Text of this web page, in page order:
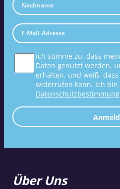
Ich stimme zu, dass
Daten genutzt werden,
erhalten, und weiß,
widerrufen kann. Ich bin
Über Uns